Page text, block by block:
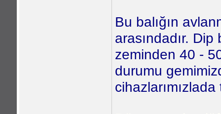
Bu balığın
arasındadır.
zeminden 40 -
durumu